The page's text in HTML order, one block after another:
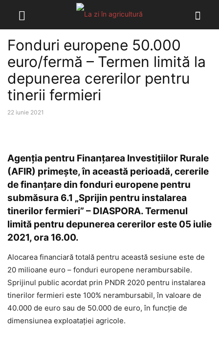
Fonduri europene 50.000
euro/fermă – Termen limită la
depunerea cererilor pentru
tinerii fermieri
22 iunie 2021
Agenţia pentru Finanțarea Investițiilor Rurale
(AFIR) primește, în această perioadă, cererile
de finanțare din fonduri europene pentru
submăsura 6.1 „Sprijin pentru instalarea
tinerilor fermieri” – DIASPORA. Termenul
limită pentru depunerea cererilor este 05 iulie
2021, ora 16.00.
Alocarea financiară totală pentru această sesiune este de
20 milioane euro – fonduri europene nerambursabile.
Sprijinul public acordat prin PNDR 2020 pentru instalarea
tinerilor fermieri este 100% nerambursabil, în valoare de
40.000 de euro sau de 50.000 de euro, în funcție de
dimensiunea exploatației agricole.